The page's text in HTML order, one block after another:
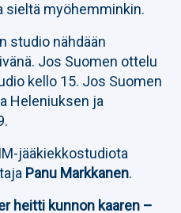
sieltä myöhemminkin.
studio nähdään
Jos Suomen ottelu
kello 15. Jos Suomen
Heleniuksen ja
jääkiekkostudiota
Panu Markkanen.
heitti kunnon kaaren –